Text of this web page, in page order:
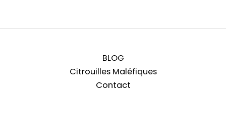
BLOG
Citrouilles Maléfiques
Contact